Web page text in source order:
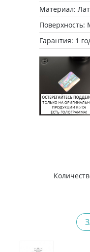
Материал:
Поверхность:
Гарантия: 1